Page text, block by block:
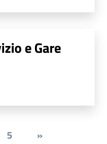
e Gare
5 »